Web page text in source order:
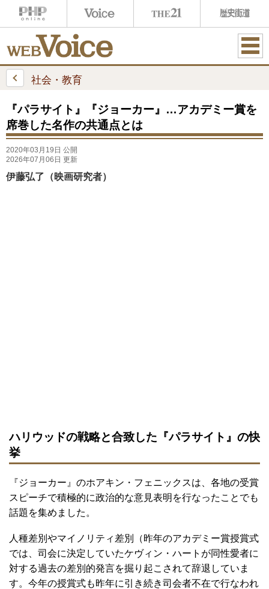
ME
社会・教育
『パラサイト』『ジョーカー』…アカデミー賞を
席巻した名作の共通点とは
2020年03月19日 公開
2026年07月06日 更新
伊藤弘了（映画研究者）
ハリウッドの戦略と合致した『パラサイト』の快
挙
『ジョーカー』のホアキン・フェニックスは、各地の受賞
スピーチで積極的に政治的な意見表明を行なったことでも
話題を集めました。
人種差別やマイノリティ差別（昨年のアカデミー賞授賞式
では、司会に決定していたケヴィン・ハートが同性愛者に
対する過去の差別的発言を掘り起こされて辞退していま
す。今年の授賞式も昨年に引き続き司会者不在で行なわれ